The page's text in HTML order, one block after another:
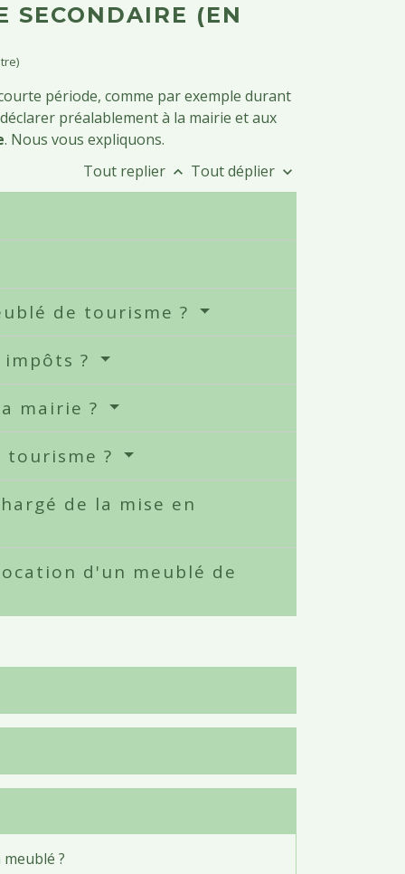
SECONDAIRE (EN
période, comme par exemple durant
préalablement à la mairie et aux
. Nous vous expliquons.
Tout replier keyboard_arrow_up Tout déplier keyboard_arrow_down
de tourisme ?
?
mairie ?
tourisme ?
de la mise en
d'un meublé de
?